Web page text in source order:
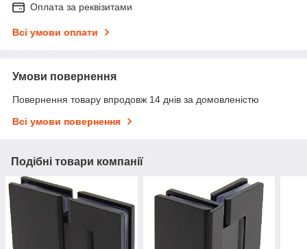
Оплата за реквізитами
Всі умови оплати
Умови повернення
Повернення товару впродовж 14 днів за домовленістю
Всі умови повернення
Подібні товари компанії